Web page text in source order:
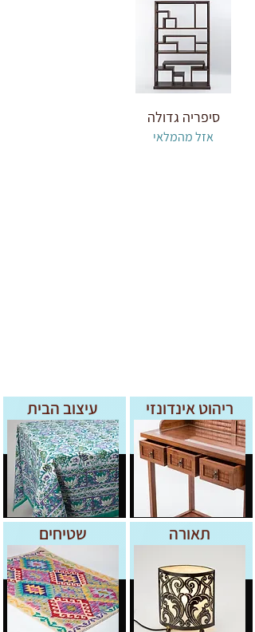
סיפריה גדולה
אזל מהמלאי
ריהוט אינדונזי
תאורה
עיצוב הבית
שטיחים